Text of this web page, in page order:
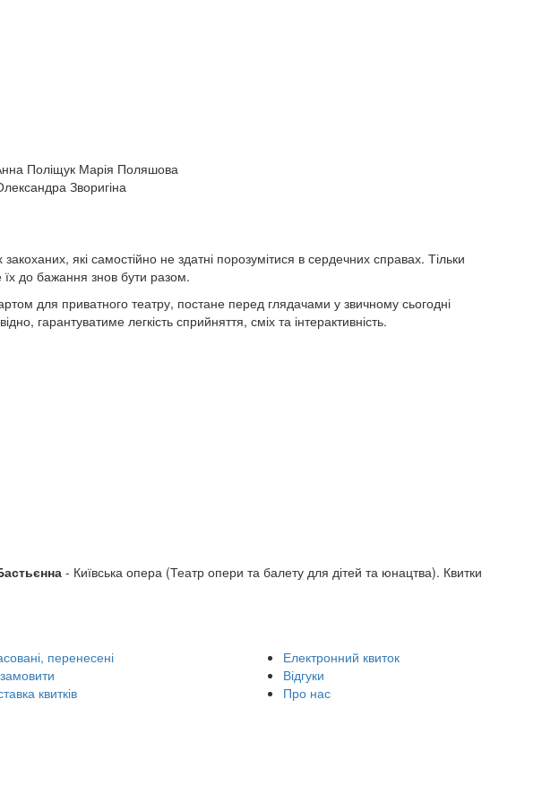
Поліщук Марія Поляшова
Зворигіна
які самостійно не здатні порозумітися в сердечних справах. Тільки
їх до бажання знов бути разом.
для приватного театру, постане перед глядачами у звичному сьогодні
гарантуватиме легкість сприйняття, сміх та інтерактивність.
- Київська опера (Театр опери та балету для дітей та юнацтва). Квитки
перенесені
квитків
Електронний квиток
Відгуки
Про нас